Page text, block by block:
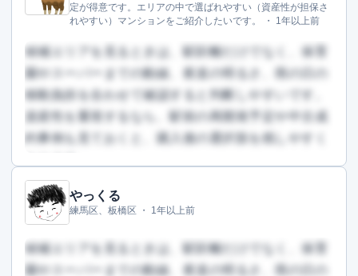
無料で登録して読む
定が得意です。エリアの中で選ばれやすい（資産性が担保さ
れやすい）マンションをご紹介したいです。 ・ 1年以上前
候補エリアを見るときは、駅距離だけでなく、保育
園やスーパーまでの動線、夜道の明るさ、雨の日の
移動負担を合わせて確認すると判断しやすいです。
資産性を重視するなら、駅前の再開発予定や中古成
約事例も見ておくと、購入後の選択肢を残しやすく
この回答を読むには会員登録が必要です
（文字数：712文字）
やっくる
練馬区、板橋区 ・ 1年以上前
候補エリアを見るときは、駅距離だけでなく、保育
園やスーパーまでの動線、夜道の明るさ、雨の日の